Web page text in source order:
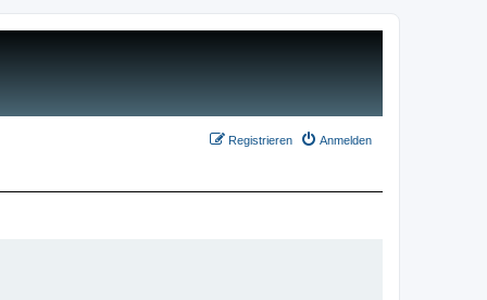
Anmelden
Registrieren